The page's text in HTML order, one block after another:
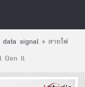
data signal» สายไฟ
Gen ll